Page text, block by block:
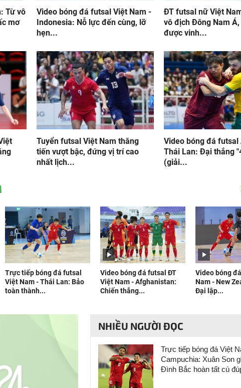
Từ vô
mơ
Video bóng đá futsal Việt Nam -
Indonesia: Nỗ lực đến cùng, lỡ
hẹn...
ĐT futsal nữ Việt
vô địch Đông Nam
được vinh...
Tuyển futsal Việt Nam thăng
tiến vượt bậc, đứng vị trí cao
nhất lịch...
Video bóng đá
Thái Lan: Đại thắng
(giải...
Trực tiếp bóng đá futsal
Việt Nam - Thái Lan: Bảo
toàn thành...
Video bóng đá futsal ĐT
Việt Nam - Afghanistan:
Chiến thắng...
Video bóng
Nam - New
Đại lập...
NHIỀU NGƯỜI ĐỌC
Trực tiếp bóng đá Việt
Campuchia: Xuân Son
Đình Bắc hoàn tất cú